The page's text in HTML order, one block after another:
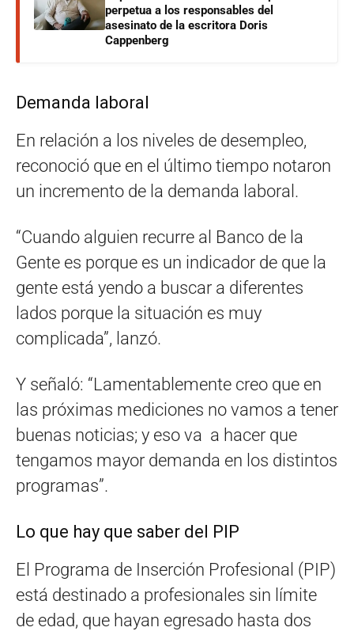
perpetua a los responsables del
asesinato de la escritora Doris
Cappenberg
Demanda laboral
En relación a los niveles de desempleo,
reconoció que en el último tiempo notaron
un incremento de la demanda laboral.
“Cuando alguien recurre al Banco de la
Gente es porque es un indicador de que la
gente está yendo a buscar a diferentes
lados porque la situación es muy
complicada”, lanzó.
Y señaló: “Lamentablemente creo que en
las próximas mediciones no vamos a tener
buenas noticias; y eso va a hacer que
tengamos mayor demanda en los distintos
programas”.
Lo que hay que saber del PIP
El Programa de Inserción Profesional (PIP)
está destinado a profesionales sin límite
de edad, que hayan egresado hasta dos